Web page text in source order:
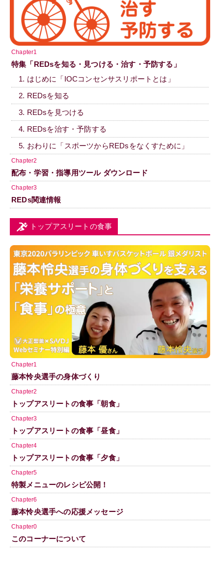
Chapter1
特集「REDsを知る・見つける・治す・予防する」
1. はじめに「IOCコンセンサスリポートとは」
2. REDsを知る
3. REDsを見つける
4. REDsを治す・予防する
5. おわりに「スポーツからREDsをなくすために」
Chapter2
配布・学習・指導用ツール ダウンロード
Chapter3
REDs関連情報
トップアスリートの食事
Chapter1
藤本怜央選手の身体づくり
Chapter2
トップアスリートの食事「朝食」
Chapter3
トップアスリートの食事「昼食」
Chapter4
トップアスリートの食事「夕食」
Chapter5
特製メニューのレシピ公開！
Chapter6
藤本怜央選手への応援メッセージ
Chapter0
このコーナーについて